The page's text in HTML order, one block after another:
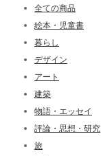
全ての商品
絵本・児童書
暮らし
デザイン
アート
建築
物語・エッセイ
評論・思想・研究
旅